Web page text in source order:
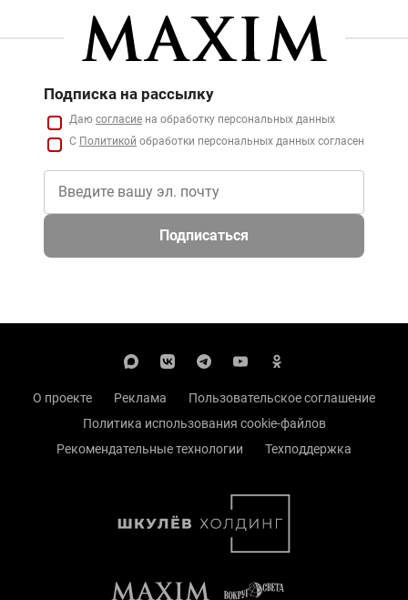
Подписка на рассылку
Даю согласие на обработку персональных данных
С Политикой обработки персональных данных согласен
Подписаться
О проекте Реклама
Пользовательское соглашение
Политика использования cookie-файлов
Рекомендательные технологии
Техподдержка